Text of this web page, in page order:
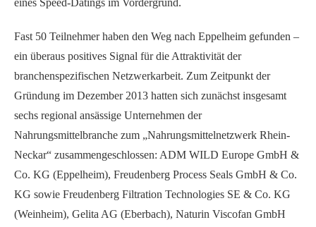
eines Speed-Datings im Vordergrund.
Fast 50 Teilnehmer haben den Weg nach Eppelheim gefunden –
ein überaus positives Signal für die Attraktivität der
branchenspezifischen Netzwerkarbeit. Zum Zeitpunkt der
Gründung im Dezember 2013 hatten sich zunächst insgesamt
sechs regional ansässige Unternehmen der
Nahrungsmittelbranche zum „Nahrungsmittelnetzwerk Rhein-
Neckar“ zusammengeschlossen: ADM WILD Europe GmbH &
Co. KG (Eppelheim), Freudenberg Process Seals GmbH & Co.
KG sowie Freudenberg Filtration Technologies SE & Co. KG
(Weinheim), Gelita AG (Eberbach), Naturin Viscofan GmbH